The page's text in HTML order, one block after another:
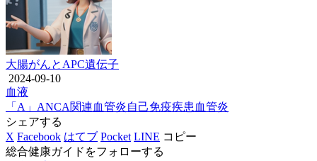
大腸がんとAPC遺伝子
2024-09-10
血液
「A」 ANCA関連血管炎自己免疫疾患 血管炎
シェアする
X Facebook はてブ Pocket LINE コピー
総合健康ガイドをフォローする